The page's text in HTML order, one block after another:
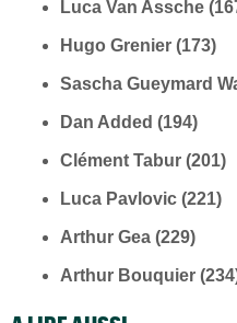
Luca Van Assche
Hugo Grenier (173)
Sascha Gueymard
Dan Added (194)
Clément Tabur (201)
Luca Pavlovic (221)
Arthur Gea (229)
Arthur Bouquier